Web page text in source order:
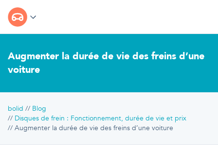
Augmenter la durée de vie des freins d’une
voiture
bolid
Blog
Disques de frein : Fonctionnement, durée de vie et prix
Augmenter la durée de vie des freins d’une voiture